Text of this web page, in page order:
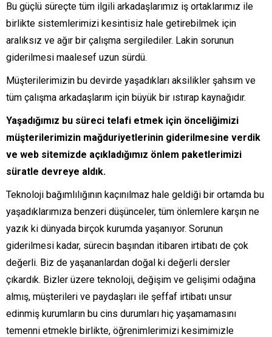
Bu güçlü süreçte tüm ilgili arkadaşlarımız iş ortaklarımız ile
birlikte sistemlerimizi kesintisiz hale getirebilmek için
aralıksız ve ağır bir çalışma sergilediler. Lakin sorunun
giderilmesi maalesef uzun sürdü.
Müşterilerimizin bu devirde yaşadıkları aksilikler şahsım ve
tüm çalışma arkadaşlarım için büyük bir ıstırap kaynağıdır.
Yaşadığımız bu süreci telafi etmek için önceliğimizi
müşterilerimizin mağduriyetlerinin giderilmesine verdik
ve web sitemizde açıkladığımız önlem paketlerimizi
süratle devreye aldık.
Teknoloji bağımlılığının kaçınılmaz hale geldiği bir ortamda bu
yaşadıklarımıza benzeri düşünceler, tüm önlemlere karşın ne
yazık ki dünyada birçok kurumda yaşanıyor. Sorunun
giderilmesi kadar, sürecin başından itibaren irtibatı de çok
değerli. Biz de yaşananlardan doğal ki değerli dersler
çıkardık. Bizler üzere teknoloji, değişim ve gelişimi odağına
almış, müşterileri ve paydaşları ile şeffaf irtibatı unsur
edinmiş kurumların bu cins durumları hiç yaşamamasını
temenni etmekle birlikte, öğrenimlerimizi kesimimizle